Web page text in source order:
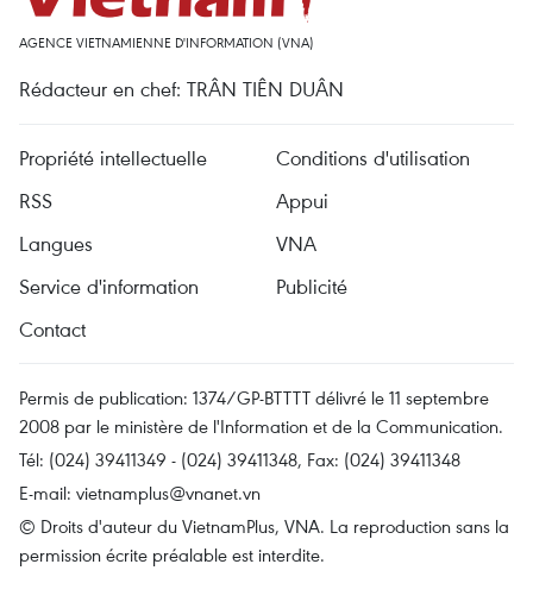
AGENCE VIETNAMIENNE D'INFORMATION (VNA)
Rédacteur en chef: TRÂN TIÊN DUÂN
Propriété intellectuelle
Conditions d'utilisation
RSS
Appui
Langues
VNA
Service d'information
Publicité
Contact
Permis de publication: 1374/GP-BTTTT délivré le 11 septembre
2008 par le ministère de l'Information et de la Communication.
Tél: (024) 39411349 - (024) 39411348, Fax: (024) 39411348
E-mail: vietnamplus@vnanet.vn
© Droits d'auteur du VietnamPlus, VNA. La reproduction sans la
permission écrite préalable est interdite.